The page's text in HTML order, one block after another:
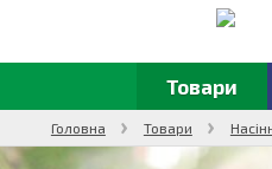
Товари
Головна Товари